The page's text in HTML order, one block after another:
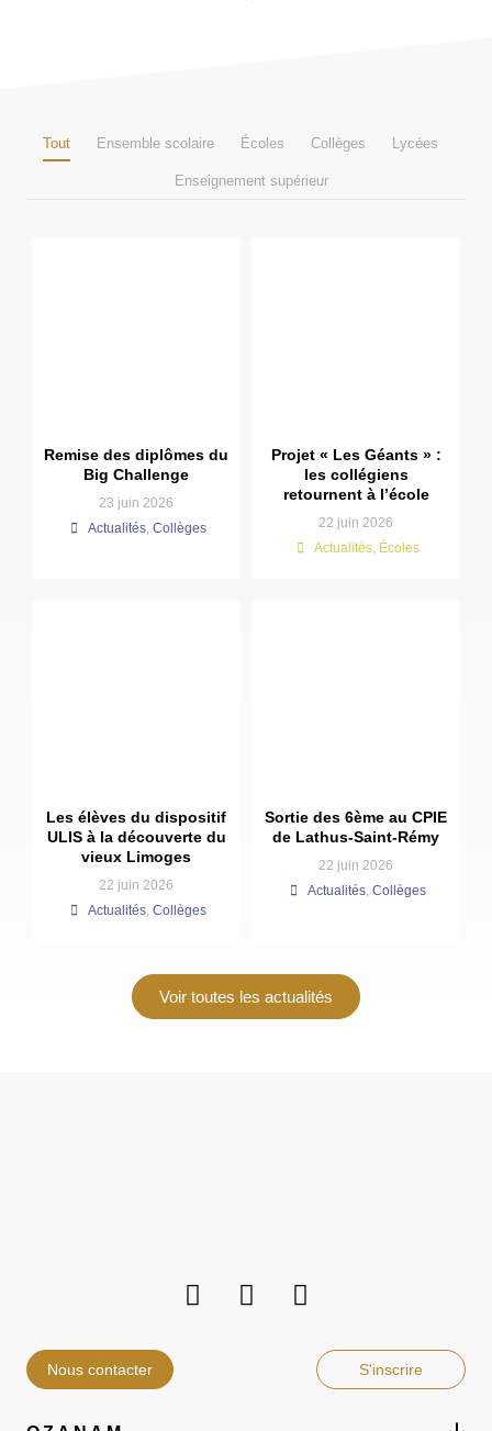
Tout Ensemble scolaire Écoles Collèges Lycées
Enseignement supérieur
Remise des diplômes du
Big Challenge
23 juin 2026
Actualités Collèges
Projet « Les Géants » :
les collégiens
retournent à l’école
22 juin 2026
Actualités Écoles
Les élèves du dispositif
ULIS à la découverte du
vieux Limoges
22 juin 2026
Actualités Collèges
Sortie des 6ème au CPIE
de Lathus-Saint-Rémy
22 juin 2026
Actualités Collèges
Voir toutes les actualités
Nous contacter S'inscrire